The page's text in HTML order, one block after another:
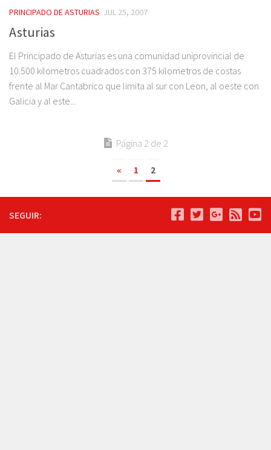
PRINCIPADO DE ASTURIAS JUL 25, 2007
Asturias
El Principado de Asturias es una comunidad uniprovincial de
10.500 kilometros cuadrados con 375 kilometros de costas
frente al Mar Cantabrico que limita al sur con Leon, al oeste con
Galicia y al este...
Página 2 de 2
« 1 2
SEGUIR: